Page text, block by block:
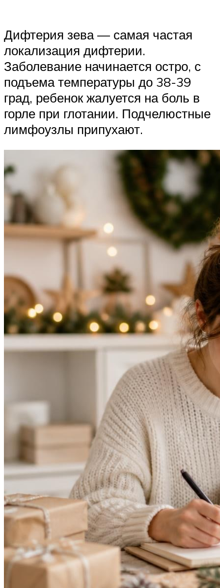
Дифтерия зева — самая частая
локализация дифтерии.
Заболевание начинается остро, с
подъема температуры до 38-39
град, ребенок жалуется на боль в
горле при глотании. Подчелюстные
лимфоузлы припухают.